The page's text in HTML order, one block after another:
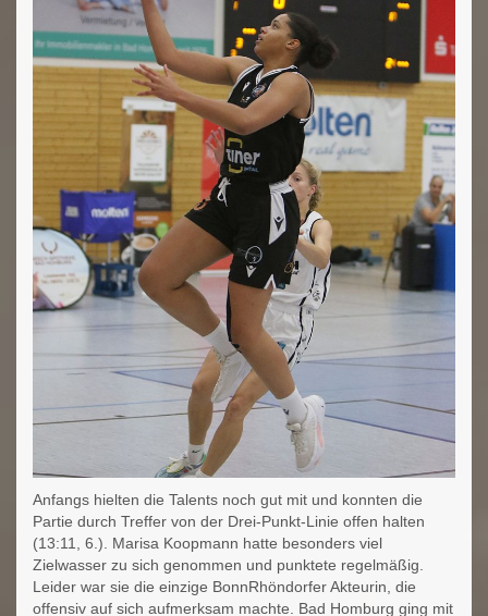
Anfangs hielten die Talents noch gut mit und konnten die
Partie durch Treffer von der Drei-Punkt-Linie offen halten
(13:11, 6.). Marisa Koopmann hatte besonders viel
Zielwasser zu sich genommen und punktete regelmäßig.
Leider war sie die einzige BonnRhöndorfer Akteurin, die
offensiv auf sich aufmerksam machte. Bad Homburg ging mit